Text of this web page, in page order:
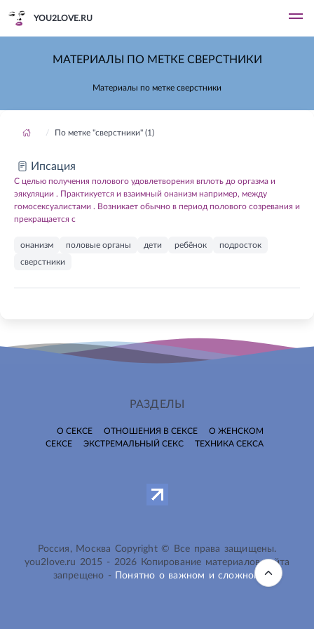
YOU2LOVE.RU
МАТЕРИАЛЫ ПО МЕТКЕ СВЕРСТНИКИ
Материалы по метке сверстники
По метке "сверстники" (1)
Ипсация
С целью получения полового удовлетворения вплоть до оргазма и
эякуляции . Практикуется и взаимный онанизм например, между
гомосексуалистами . Возникает обычно в период полового созревания и
прекращается с
онанизм половые органы дети ребёнок
подросток
сверстники
РАЗДЕЛЫ
О СЕКСЕ ОТНОШЕНИЯ В СЕКСЕ
О ЖЕНСКОМ
СЕКСЕ
ЭКСТРЕМАЛЬНЫЙ СЕКС ТЕХНИКА СЕКСА
Россия, Москва Copyright © Все права защищены.
you2love.ru 2015 - 2026 Копирование материалов сайта
запрещено -
Понятно о важном и сложном